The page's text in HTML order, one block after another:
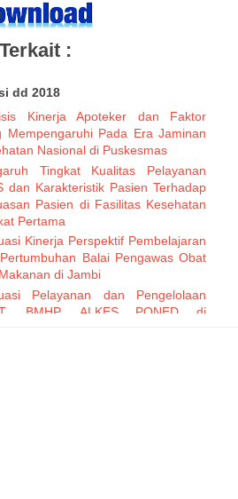
:
dd 2018
Kinerja Apoteker dan Faktor
Mempengaruhi Pada Era Jaminan
Nasional di Puskesmas
Tingkat Kualitas Pelayanan
dan Karakteristik Pasien Terhadap
Pasien di Fasilitas Kesehatan
Pertama
Kinerja Perspektif Pembelajaran
Balai Pengawas Obat
di Jambi
Pelayanan dan Pengelolaan
BMHP, ALKES PONED di